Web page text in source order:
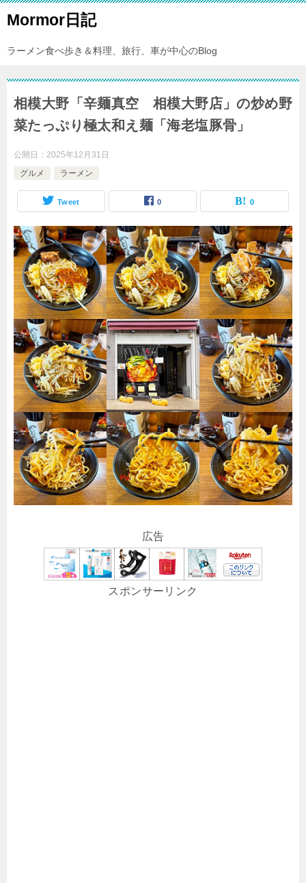
Mormor日記
ラーメン食べ歩き＆料理、旅行、車が中心のBlog
相模大野「辛麺真空 相模大野店」の炒め野
菜たっぷり極太和え麺「海老塩豚骨」
公開日： 2025年12月31日
グルメ
ラーメン
Tweet 0 0
広告
スポンサーリンク